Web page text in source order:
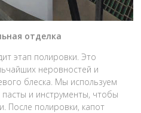
отделка
этап полировки. Это
неровностей и
блеска. Мы используем
и инструменты, чтобы
После полировки, капот